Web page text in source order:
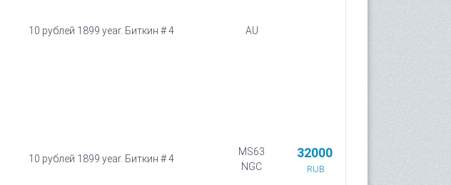
10 рублей 1899 year. Биткин # 4 AU
10 рублей 1899 year. Биткин # 4
MS63
NGC
32000
RUB